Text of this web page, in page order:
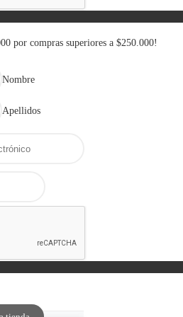
por compras superiores a $250.000!
Nombre
Apellidos